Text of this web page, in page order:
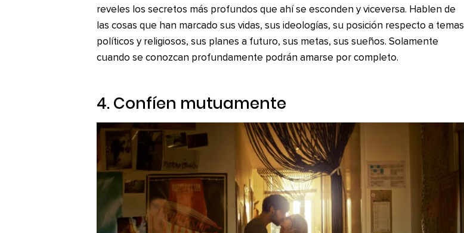
reveles los secretos más profundos que ahí se esconden y viceversa. Hablen de
las cosas que han marcado sus vidas, sus ideologías, su posición respecto a temas
políticos y religiosos, sus planes a futuro, sus metas, sus sueños. Solamente
cuando se conozcan profundamente podrán amarse por completo.
4. Confíen mutuamente